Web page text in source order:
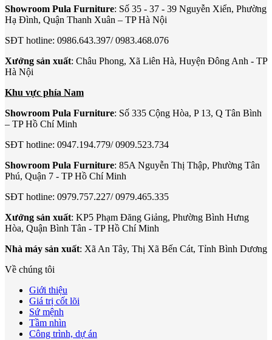
Showroom Pula Furniture: Số 35 - 37 - 39 Nguyễn Xiển, Phường
Hạ Đình, Quận Thanh Xuân – TP Hà Nội
SĐT hotline: 0986.643.397/ 0983.468.076
Xưởng sản xuất: Châu Phong, Xã Liên Hà, Huyện Đông Anh - TP
Hà Nội
Khu vực phía Nam
Showroom Pula Furniture: Số 335 Cộng Hòa, P 13, Q Tân Bình
– TP Hồ Chí Minh
SĐT hotline: 0947.194.779/ 0909.523.734
Showroom Pula Furniture: 85A Nguyễn Thị Thập, Phường Tân
Phú, Quận 7 - TP Hồ Chí Minh
SĐT hotline: 0979.757.227/ 0979.465.335
Xưởng sản xuất: KP5 Phạm Đăng Giảng, Phường Bình Hưng
Hòa, Quận Bình Tân - TP Hồ Chí Minh
Nhà máy sản xuất: Xã An Tây, Thị Xã Bến Cát, Tỉnh Bình Dương
Về chúng tôi
Giới thiệu
Giá trị cốt lõi
Sứ mệnh
Tầm nhìn
Công trình, dự án